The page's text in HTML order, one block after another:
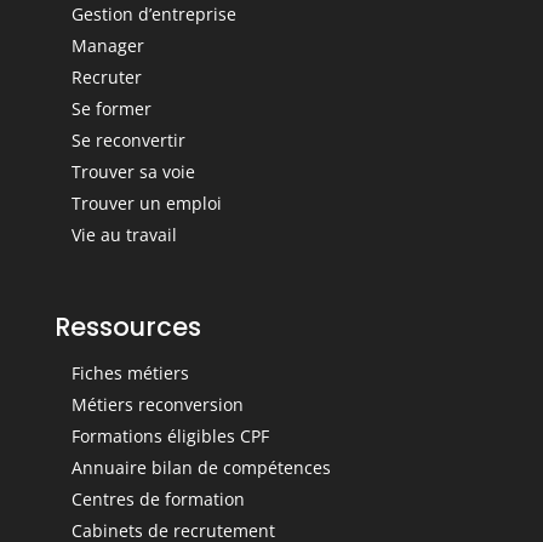
Gestion d’entreprise
Manager
Recruter
Se former
Se reconvertir
Trouver sa voie
Trouver un emploi
Vie au travail
Ressources
Fiches métiers
Métiers reconversion
Formations éligibles CPF
Annuaire bilan de compétences
Centres de formation
Cabinets de recrutement